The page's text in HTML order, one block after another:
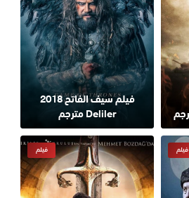
فيلم سيف الفاتح 2018
Deliler مترجم
فيلم فيلم